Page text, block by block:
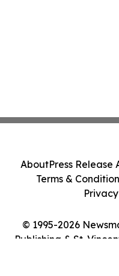
© 1995-2026
Publishing & St.
AboutPress Release
Terms &